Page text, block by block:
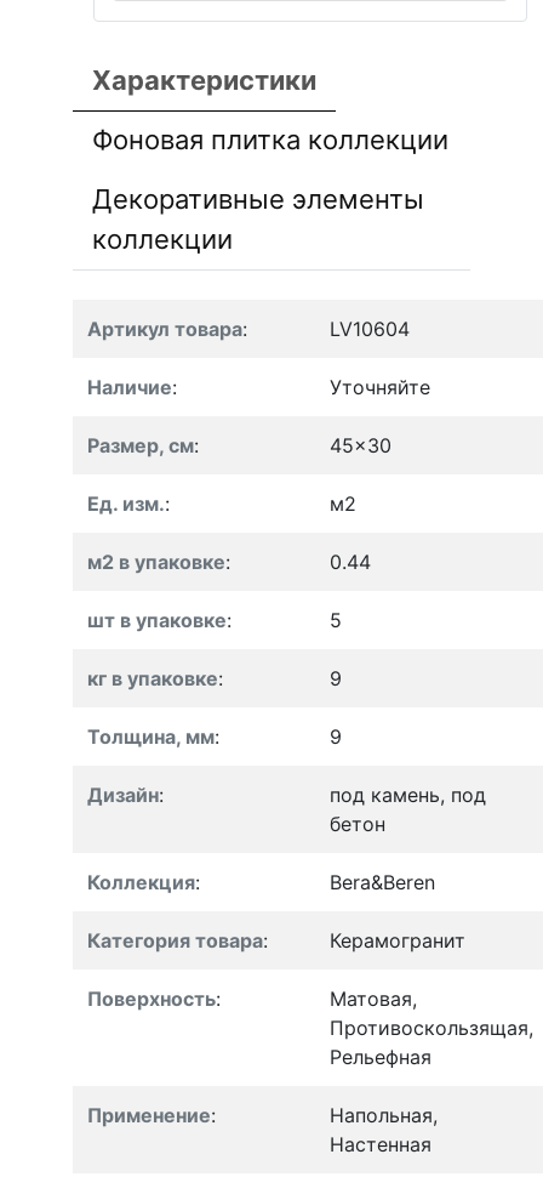
Характеристики
Фоновая плитка коллекции
Декоративные элементы
коллекции
Артикул товара: LV10604
Наличие: Уточняйте
Размер, см: 45x30
Ед. изм.: м2
м2 в упаковке: 0.44
шт в упаковке: 5
кг в упаковке: 9
Толщина, мм: 9
Дизайн:
под камень, под
бетон
Коллекция: Bera&Beren
Категория товара: Керамогранит
Поверхность:
Матовая,
Противоскользящая,
Рельефная
Применение:
Напольная,
Настенная